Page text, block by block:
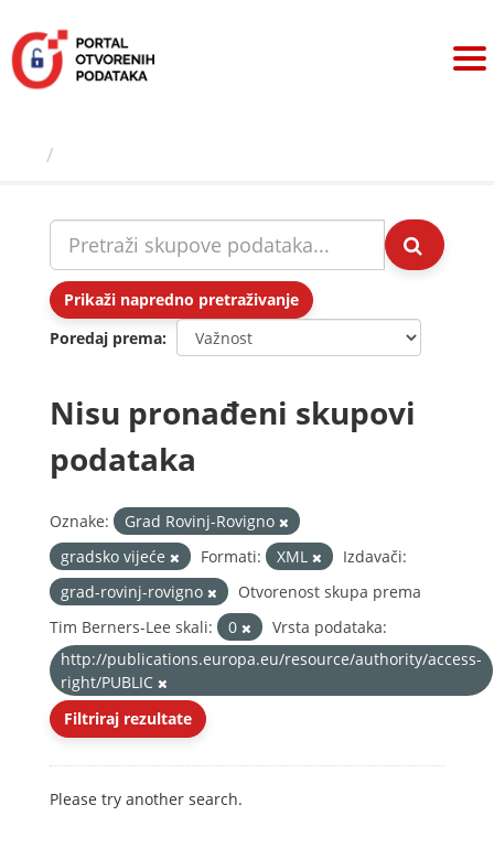
sadržaj
Prikaži napredno pretraživanje
Poredaj prema
Nisu pronađeni skupovi
podataka
Oznake:
Grad Rovinj-Rovigno
gradsko vijeće
Formati: XML
Izdavači:
grad-rovinj-rovigno
Otvorenost skupa prema
Tim Berners-Lee skali:
0
Vrsta podataka:
http://publications.europa.eu/resource/authority/access-
right/PUBLIC
Filtriraj rezultate
Please try another search.